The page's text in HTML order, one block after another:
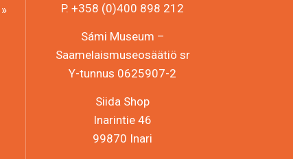
P. +358 (0)400 898 212
Sámi Museum –
Saamelaismuseosäätiö sr
Y-tunnus 0625907-2
Siida Shop
Inarintie 46
99870 Inari